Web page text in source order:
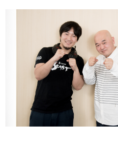
ゲーム世代の作家た
ゲームに多大な影響を
日本のコンテンツ産業
画です。
日本モバイルゲー
日本のモバイルゲーム
ルを網羅するほか、開
解説を掲載。約20年
若ゲのいたり〜ゲ
『うつヌケ』『ペンと
一先生によるゲーム業